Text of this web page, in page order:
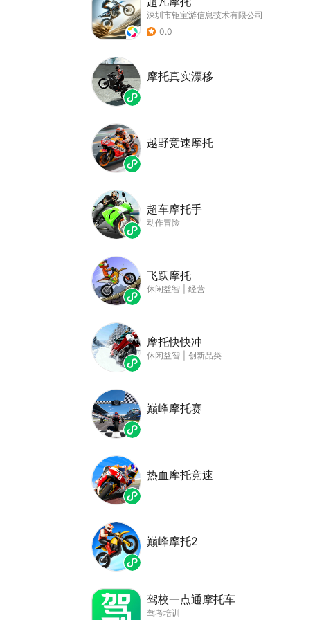
深圳市钜宝游信息技术有限公司
0.0
摩托真实漂移
越野竞速摩托
超车摩托手
动作冒险
飞跃摩托
休闲益智 经营
摩托快快冲
休闲益智 创新品类
巅峰摩托赛
热血摩托竞速
巅峰摩托2
驾校一点通摩托车
驾考培训